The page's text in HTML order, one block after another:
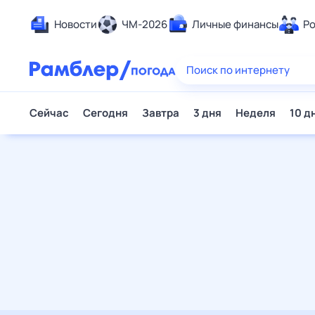
Новости ЧМ-2026 Личные финансы
Еда
Поиск по интернету
Сейчас Сегодня Завтра 3 дня Неделя 10